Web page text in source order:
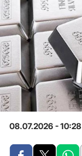
08.07.2026 - 10:28